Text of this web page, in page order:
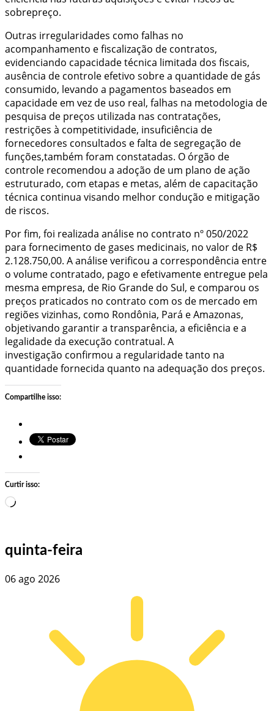
sobrepreço.
Outras irregularidades como falhas no
acompanhamento e fiscalização de contratos,
evidenciando capacidade técnica limitada dos fiscais,
ausência de controle efetivo sobre a quantidade de gás
consumido, levando a pagamentos baseados em
capacidade em vez de uso real, falhas na metodologia de
pesquisa de preços utilizada nas contratações,
restrições à competitividade, insuficiência de
fornecedores consultados e falta de segregação de
funções,também foram constatadas. O órgão de
controle recomendou a adoção de um plano de ação
estruturado, com etapas e metas, além de capacitação
técnica continua visando melhor condução e mitigação
de riscos.
Por fim, foi realizada análise no contrato nº 050/2022
para fornecimento de gases medicinais, no valor de R$
2.128.750,00. A análise verificou a correspondência entre
o volume contratado, pago e efetivamente entregue pela
mesma empresa, de Rio Grande do Sul, e comparou os
preços praticados no contrato com os de mercado em
regiões vizinhas, como Rondônia, Pará e Amazonas,
objetivando garantir a transparência, a eficiência e a
legalidade da execução contratual. A
investigação confirmou a regularidade tanto na
quantidade fornecida quanto na adequação dos preços.
Compartilhe isso:
Curtir isso:
Carregando…
quinta-feira
06 ago 2026